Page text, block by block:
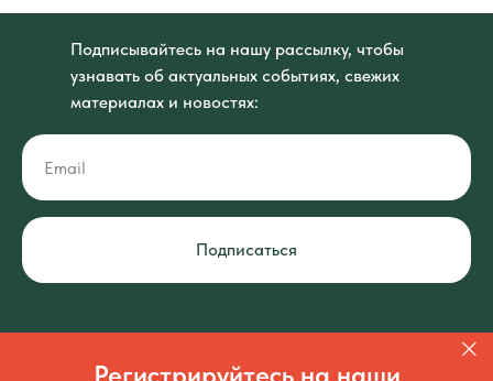
Подписывайтесь на нашу рассылку, чтобы
узнавать об актуальных событиях, свежих
материалах и новостях:
Подписаться